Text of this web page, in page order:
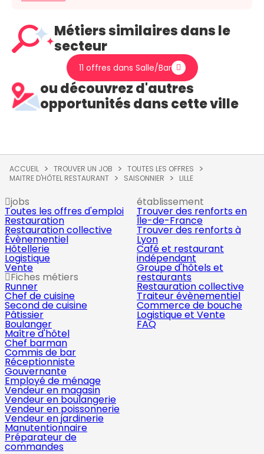
Métiers similaires dans le
secteur
11 offres dans Salle/Bar
ou découvrez d'autres
opportunités dans cette ville
ACCUEIL TROUVER UN JOB
TOUTES LES OFFRES
MAITRE D'HÔTEL RESTAURANT
SAISONNIER LILLE
jobs
Toutes les offres d'emploi
Restauration
Restauration collective
Évènementiel
Hôtellerie
Logistique
Vente
Fiches métiers
Runner
Chef de cuisine
Second de cuisine
Pâtissier
Boulanger
Maître d'hôtel
Chef barman
Commis de bar
Réceptionniste
Gouvernante
Employé de ménage
Vendeur en magasin
Vendeur en boulangerie
Vendeur en poissonnerie
Vendeur en jardinerie
Manutentionnaire
Préparateur de
commandes
établissement
Trouver des renforts en
Île-de-France
Trouver des renforts à
Lyon
Café et restaurant
indépendant
Groupe d'hôtels et
restaurants
Restauration collective
Traiteur évènementiel
Commerce de bouche
Logistique et Vente
FAQ